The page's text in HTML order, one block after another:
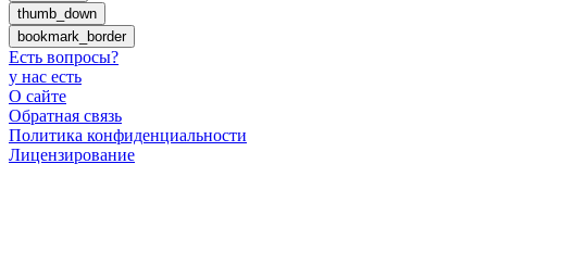
thumb_down
bookmark_border
Есть вопросы?
у нас есть
О сайте
Обратная связь
Политика конфиденциальности
Лицензирование